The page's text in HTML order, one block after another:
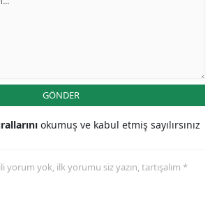
Karabük
GÖNDER
okumuş ve kabul etmiş sayılırsınız
yorum yok, ilk yorumu siz yazın, tartışalım *